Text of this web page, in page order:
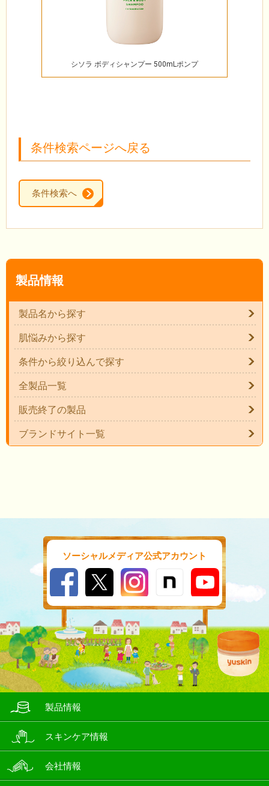
シソラ ボディシャンプー 500mLポンプ
条件検索ページへ戻る
条件検索へ
製品情報
製品名から探す
肌悩みから探す
条件から絞り込んで探す
全製品一覧
販売終了の製品
ブランドサイト一覧
ソーシャルメディア公式アカウント
製品情報
スキンケア情報
会社情報